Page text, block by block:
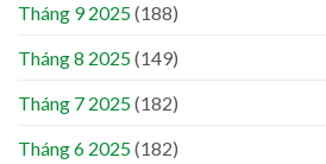
Tháng 9 2025(188)
Tháng 8 2025(149)
Tháng 7 2025(182)
Tháng 6 2025(182)